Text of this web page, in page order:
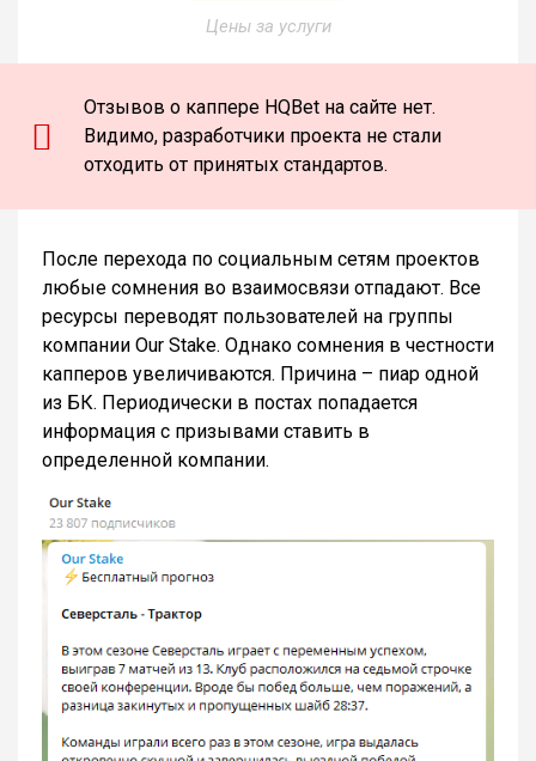
Цены за услуги
Отзывов о каппере HQBet на сайте нет.
Видимо, разработчики проекта не стали
отходить от принятых стандартов.
После перехода по социальным сетям проектов
любые сомнения во взаимосвязи отпадают. Все
ресурсы переводят пользователей на группы
компании Our Stake. Однако сомнения в честности
капперов увеличиваются. Причина – пиар одной
из БК. Периодически в постах попадается
информация с призывами ставить в
определенной компании.